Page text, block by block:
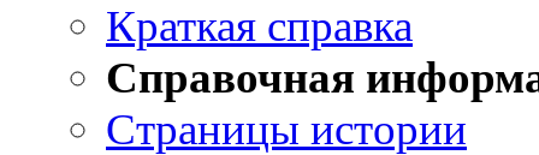
Краткая справка
Справочная
Страницы истории